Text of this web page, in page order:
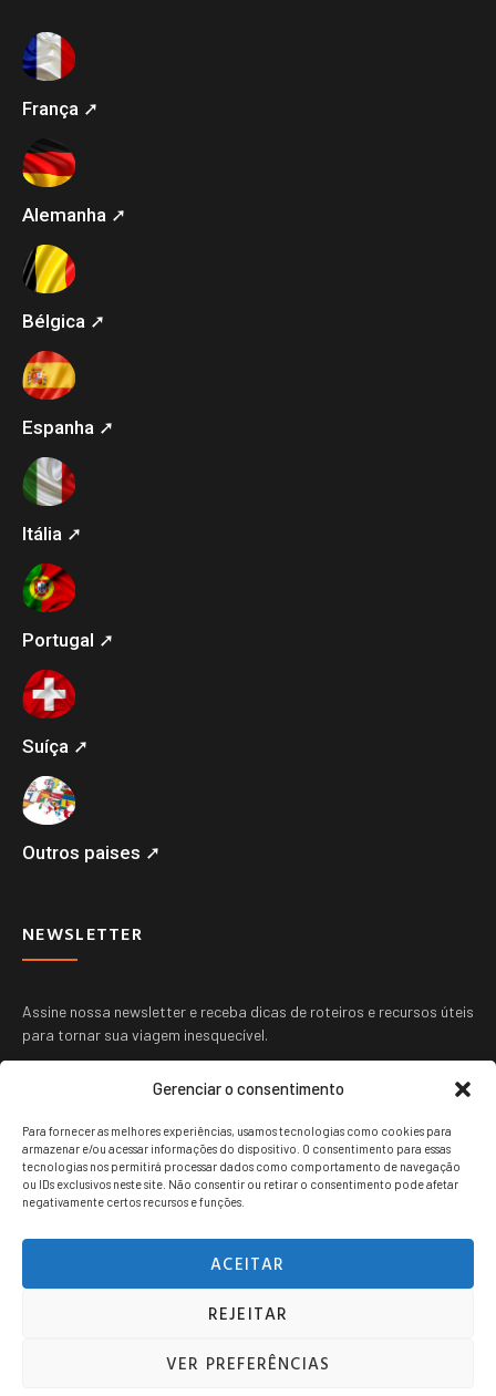
Gerenciar o consentimento
Para fornecer as melhores experiências, usamos tecnologias como cookies para
armazenar e/ou acessar informações do dispositivo. O consentimento para essas
tecnologias nos permitirá processar dados como comportamento de navegação
ou IDs exclusivos neste site. Não consentir ou retirar o consentimento pode afetar
negativamente certos recursos e funções.
ACEITAR
REJEITAR
VER PREFERÊNCIAS
França ➚
Alemanha ➚
Bélgica ➚
Espanha ➚
Itália ➚
Portugal ➚
Suíça ➚
Outros paises ➚
NEWSLETTER
Assine nossa newsletter e receba dicas de roteiros e recursos úteis
para tornar sua viagem inesquecível.
ENVIAR
Viagem jovem copyright © 2024. Todos os direitos reservados.
POLITICA DE PRIVACIDADE TERMOS DE USO